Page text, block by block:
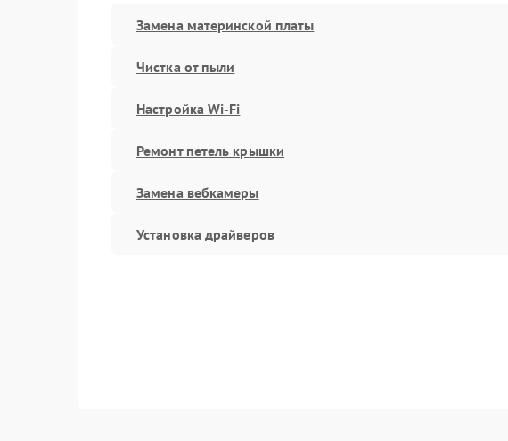
Замена материнской платы
Чистка от пыли
Настройка Wi-Fi
Ремонт петель крышки
Замена вебкамеры
Установка драйверов